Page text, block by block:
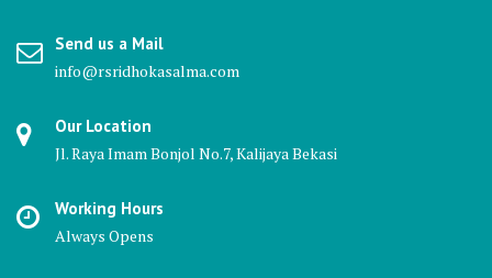
Send us a Mail
info@rsridhokasalma.com
Our Location
Jl. Raya Imam Bonjol No.7, Kalijaya Bekasi
Working Hours
Always Opens